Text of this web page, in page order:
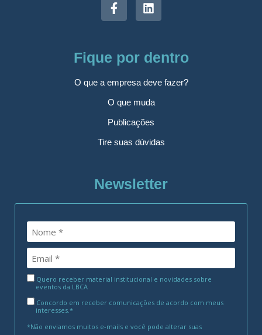
Fique por dentro
O que a empresa deve fazer?
O que muda
Publicações
Tire suas dúvidas
Newsletter
Quero receber material institucional e novidades sobre
eventos da LBCA
Concordo em receber comunicações de acordo com meus
interesses.*
*Não enviamos muitos e-mails e você pode alterar suas